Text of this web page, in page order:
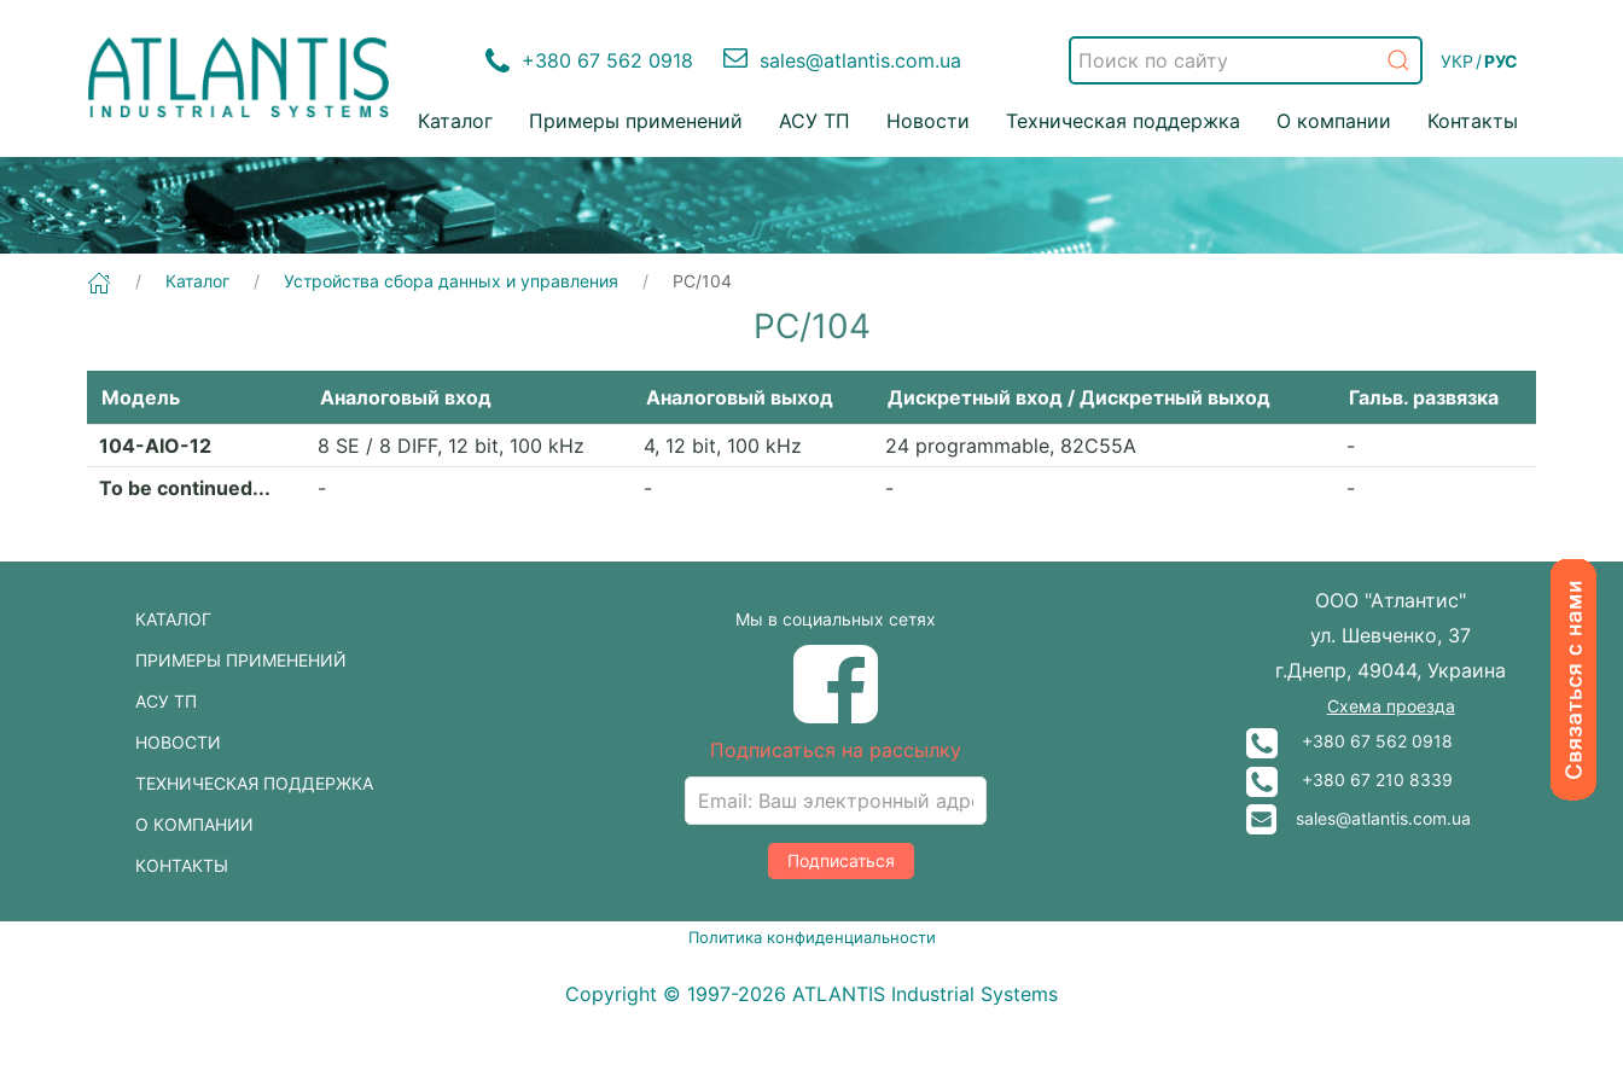
+380 67 562 0918 sales@atlantis.com.ua УКР /РУС
Каталог Примеры применений АСУ ТП Новости Техническая поддержка О компании Контакты
Каталог Устройства сбора данных и управления PC/104
PC/104
Модель Аналоговый вход Аналоговый выход Дискретный вход / Дискретный выход
Гальв. развязка
104-AIO-12
8 SE / 8 DIFF, 12 bit, 100 kHz 4, 12 bit, 100 kHz 24 programmable, 82C55A
-
To be continued...
- - - -
КАТАЛОГ
ПРИМЕРЫ ПРИМЕНЕНИЙ
АСУ ТП
НОВОСТИ
ТЕХНИЧЕСКАЯ ПОДДЕРЖКА
О КОМПАНИИ
КОНТАКТЫ
Мы в социальных сетях
Подписаться на рассылку
Подписаться
ООО "Атлантис"
ул. Шевченко, 37
г.Днепр, 49044, Украина
Схема проезда
+380 67 562 0918
+380 67 210 8339
sales@atlantis.com.ua
Политика конфиденциальности
Copyright © 1997-2026 ATLANTIS Industrial Systems